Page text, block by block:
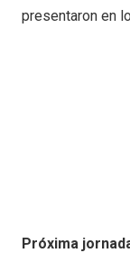
presentaron en
Próxima